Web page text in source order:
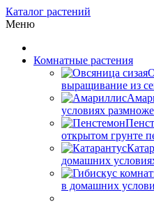
Каталог растений
Меню
Комнатные растения
выращивание из
условиях
открытом грунте
домашних
в домашних